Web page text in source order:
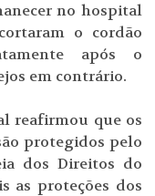
no hospital
o cordão
após o
em contrário.
reafirmou que os
protegidos pelo
dos Direitos do
as proteções dos